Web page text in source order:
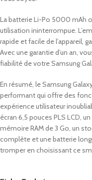
La batterie Li-Po 5000 mAh
utilisation ininterrompue.
rapide et facile de l’appareil,
Avec une garantie d’un an,
fiabilité de votre Samsung
En résumé, le Samsung
performant qui offre des
expérience utilisateur
écran 6,5 pouces PLS LCD,
mémoire RAM de 3 Go, un
complète et une batterie
tromper en choisissant ce